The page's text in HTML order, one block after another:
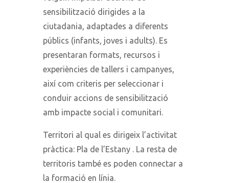
sensibilització dirigides a la
ciutadania, adaptades a diferents
públics (infants, joves i adults). Es
presentaran formats, recursos i
experiències de tallers i campanyes,
així com criteris per seleccionar i
conduir accions de sensibilització
amb impacte social i comunitari.
Territori al qual es dirigeix l’activitat
pràctica: Pla de l’Estany . La resta de
territoris també es poden connectar a
la formació en línia.